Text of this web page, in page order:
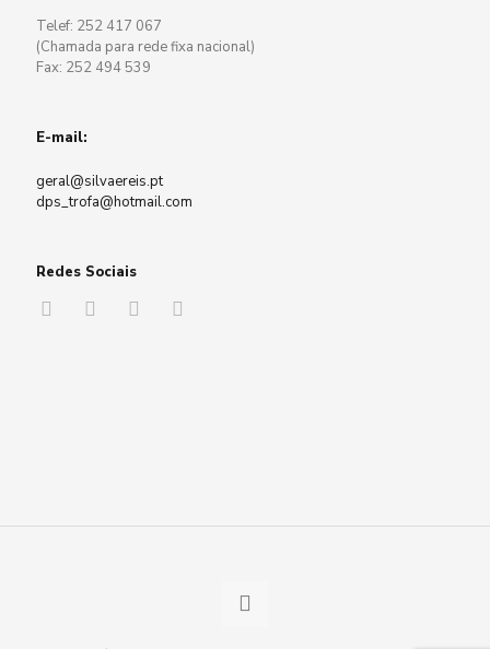
Telef: 252 417 067
(Chamada para rede fixa nacional)
Fax: 252 494 539
E-mail:
geral@silvaereis.pt
dps_trofa@hotmail.com
Redes Sociais